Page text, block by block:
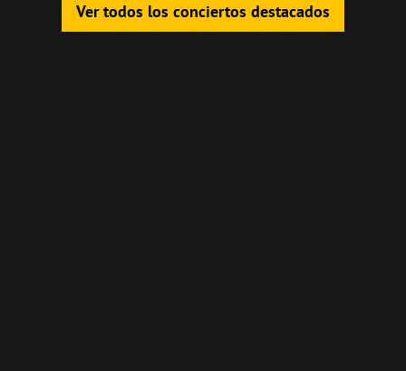
Ver todos los conciertos destacados